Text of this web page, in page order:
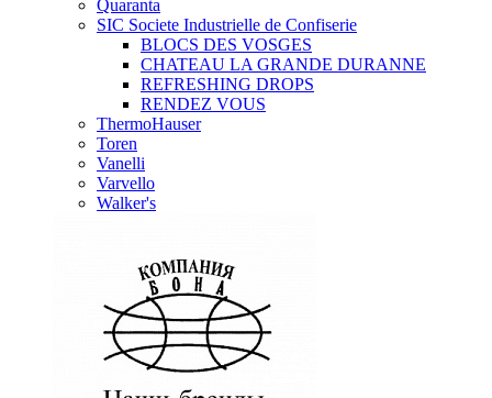
Quaranta
SIC Societe Industrielle de Confiserie
BLOCS DES VOSGES
CHATEAU LA GRANDE DURANNE
REFRESHING DROPS
RENDEZ VOUS
ThermoHauser
Toren
Vanelli
Varvello
Walker's